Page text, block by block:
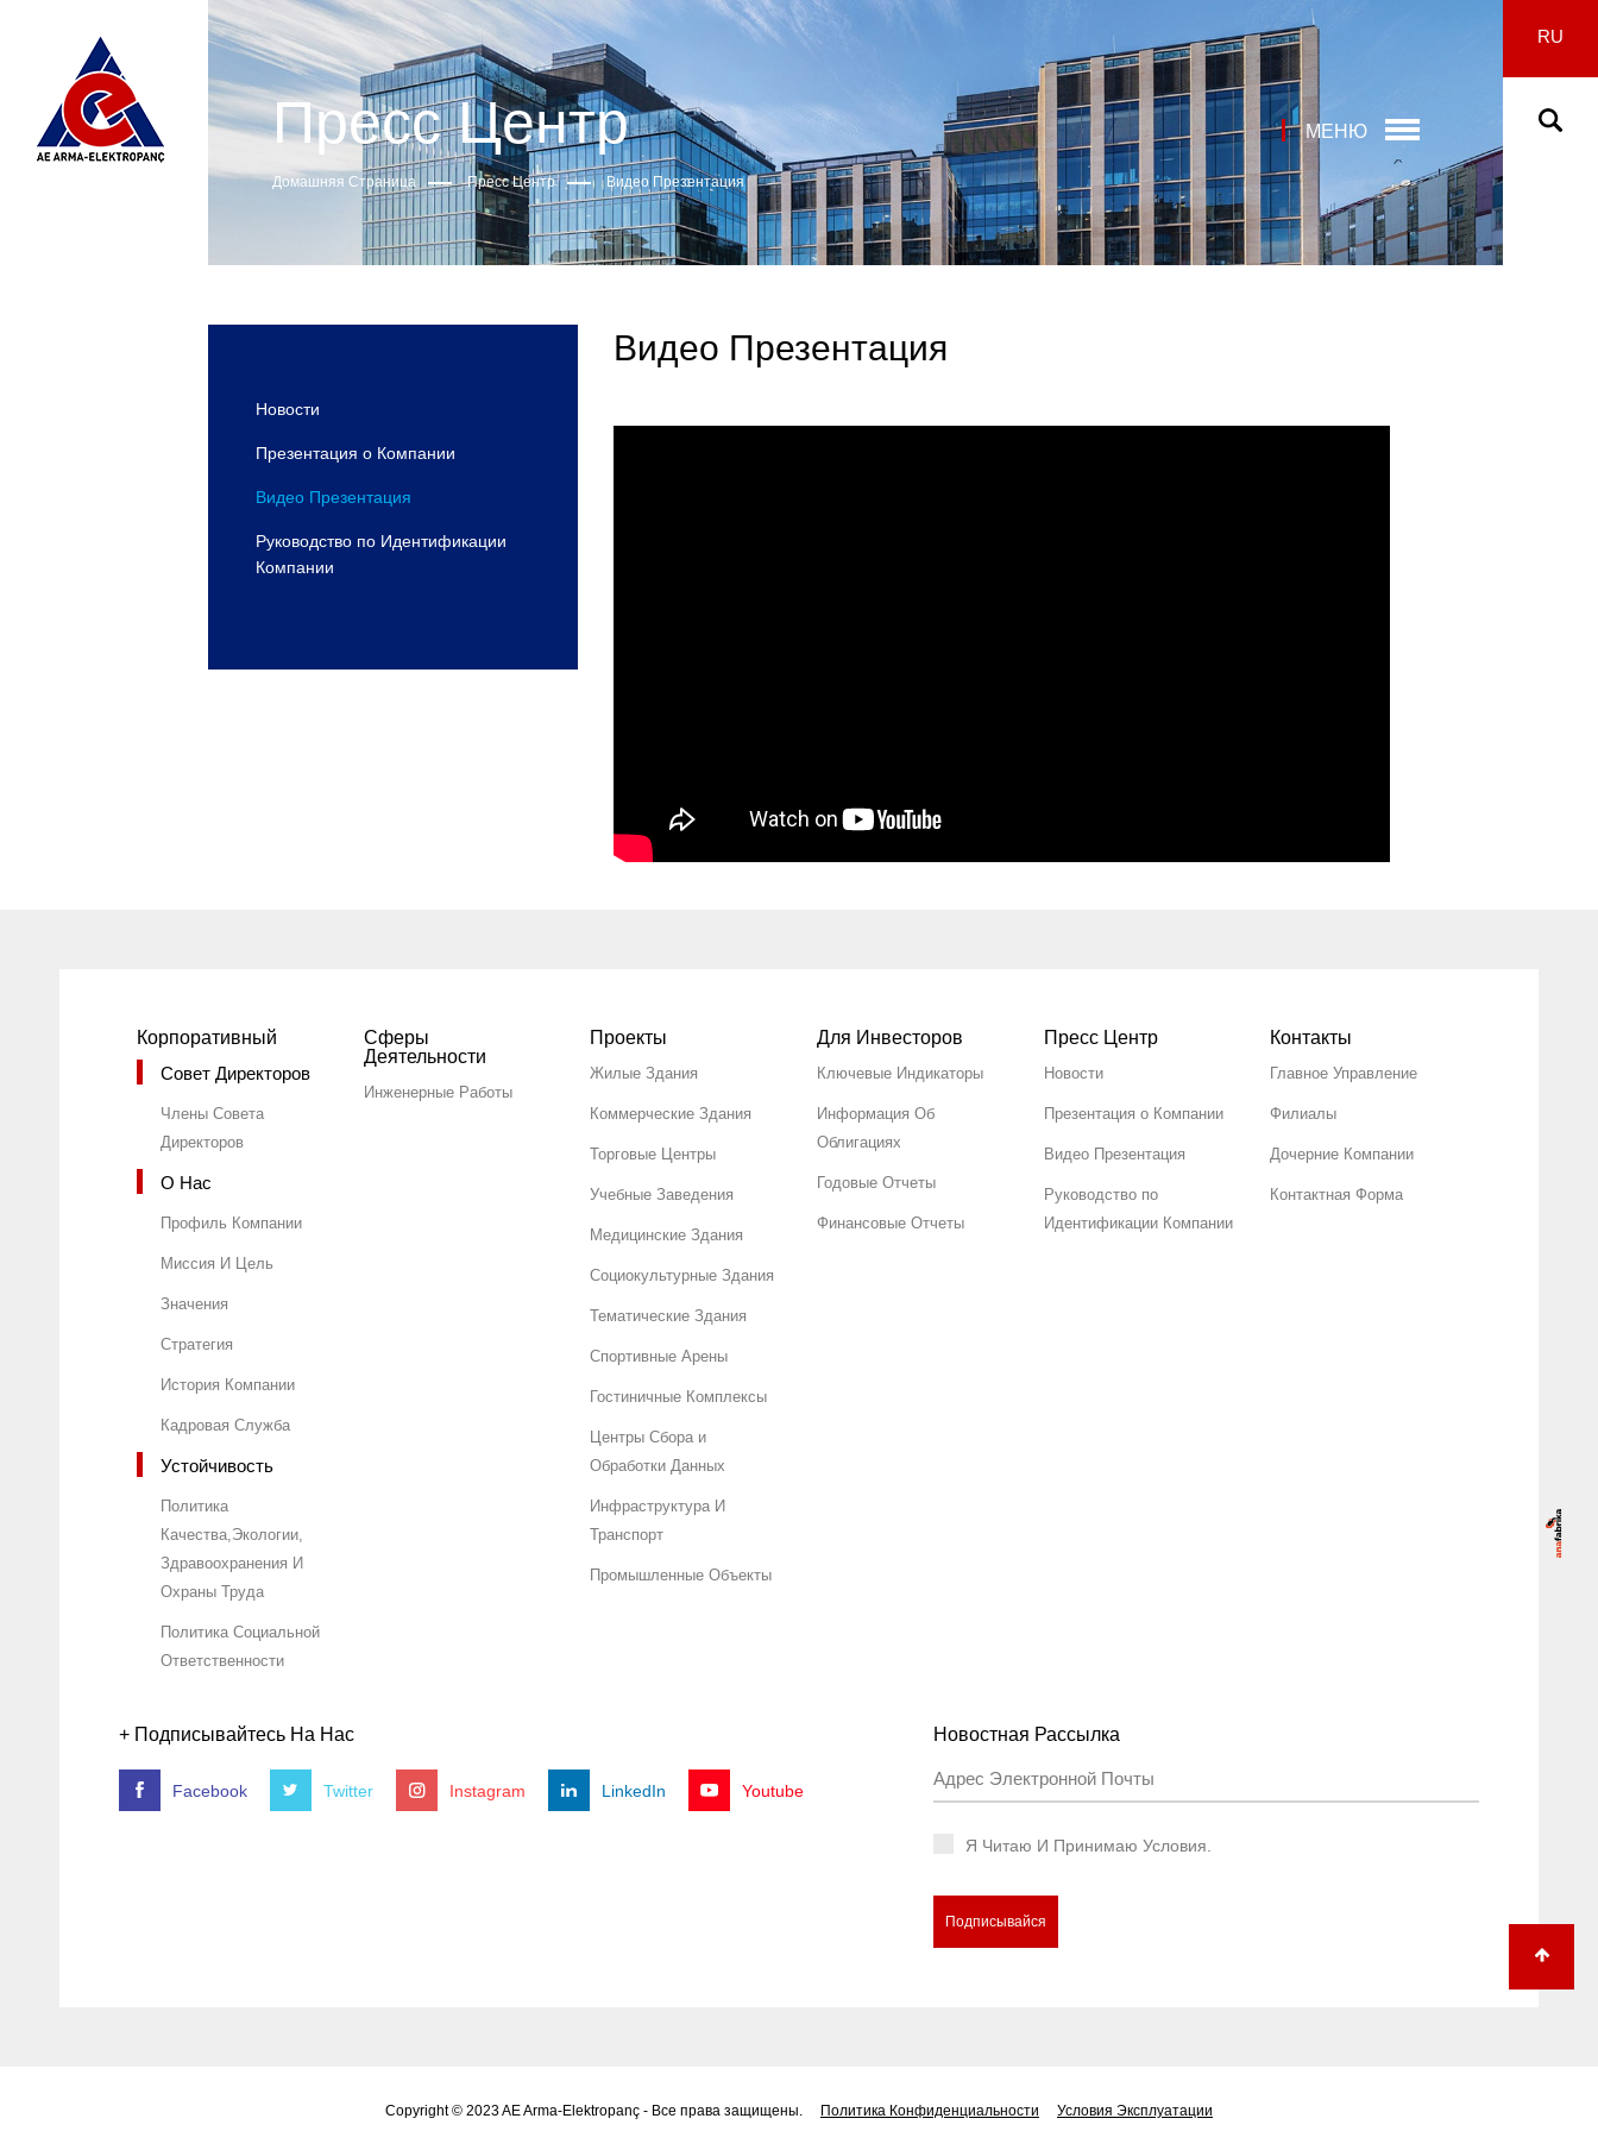
МЕНЮ
RU
Пресс Центр
Домашняя Страница Пресс Центр Видео Презентация
Новости
Презентация о Компании
Видео Презентация
Руководство по Идентификации
Компании
Видео Презентация
Корпоративный
Совет Директоров
Члены Совета
Директоров
О Нас
Профиль Компании
Миссия И Цель
Значения
Стратегия
История Компании
Кадровая Служба
Устойчивость
Политика
Качества,Экологии,
Здравоохранения И
Охраны Труда
Политика Социальной
Ответственности
Сферы
Деятельности
Инженерные Работы
Проекты
Жилые Здания
Коммерческие Здания
Торговые Центры
Учебные Заведения
Медицинские Здания
Социокультурные Здания
Тематические Здания
Спортивные Арены
Гостиничные Комплексы
Центры Сбора и
Обработки Данных
Инфраструктура И
Транспорт
Промышленные Объекты
Для Инвесторов
Ключевые Индикаторы
Информация Об
Облигациях
Годовые Отчеты
Финансовые Отчеты
Пресс Центр
Новости
Презентация о Компании
Видео Презентация
Руководство по
Идентификации Компании
Контакты
Главное Управление
Филиалы
Дочерние Компании
Контактная Форма
+ Подписывайтесь На Нас
Facebook Twitter Instagram LinkedIn Youtube
Новостная Рассылка
Я Читаю И Принимаю Условия.
Подписывайся
Copyright © 2023 AE Arma-Elektropanç - Все права защищены. Политика Конфиденциальности Условия Эксплуатации